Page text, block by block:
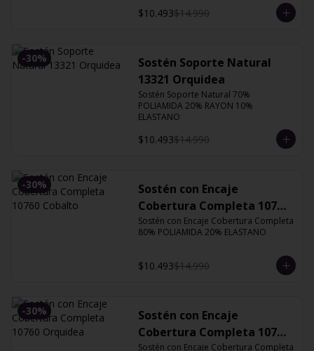
$10.493$14.990
-30%
Sostén Soporte Natural
13321 Orquidea
Sostén Soporte Natural 70%
POLIAMIDA 20% RAYON 10%
ELASTANO
$10.493$14.990
-30%
Sostén con Encaje
Cobertura Completa 10760
Cobalto
Sostén con Encaje Cobertura Completa
80% POLIAMIDA 20% ELASTANO
$10.493$14.990
-30%
Sostén con Encaje
Cobertura Completa 10760
Sostén con Encaje Cobertura Completa